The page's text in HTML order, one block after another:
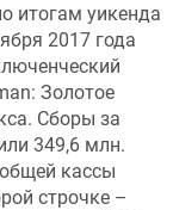
итогам уикенда
2017 года
Золотое
Сборы за
349,6 млн.
кассы
строчке –